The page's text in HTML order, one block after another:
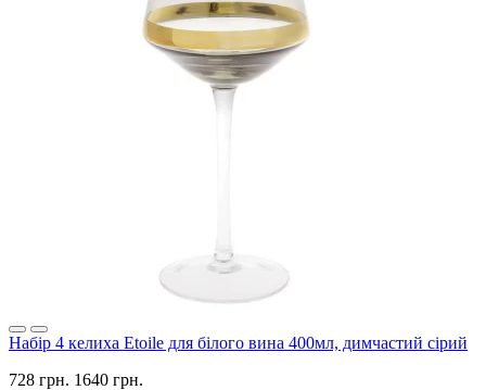
Набір 4 келиха Etoile для білого вина 400мл, димчастий сірий
728 грн. 1640 грн.